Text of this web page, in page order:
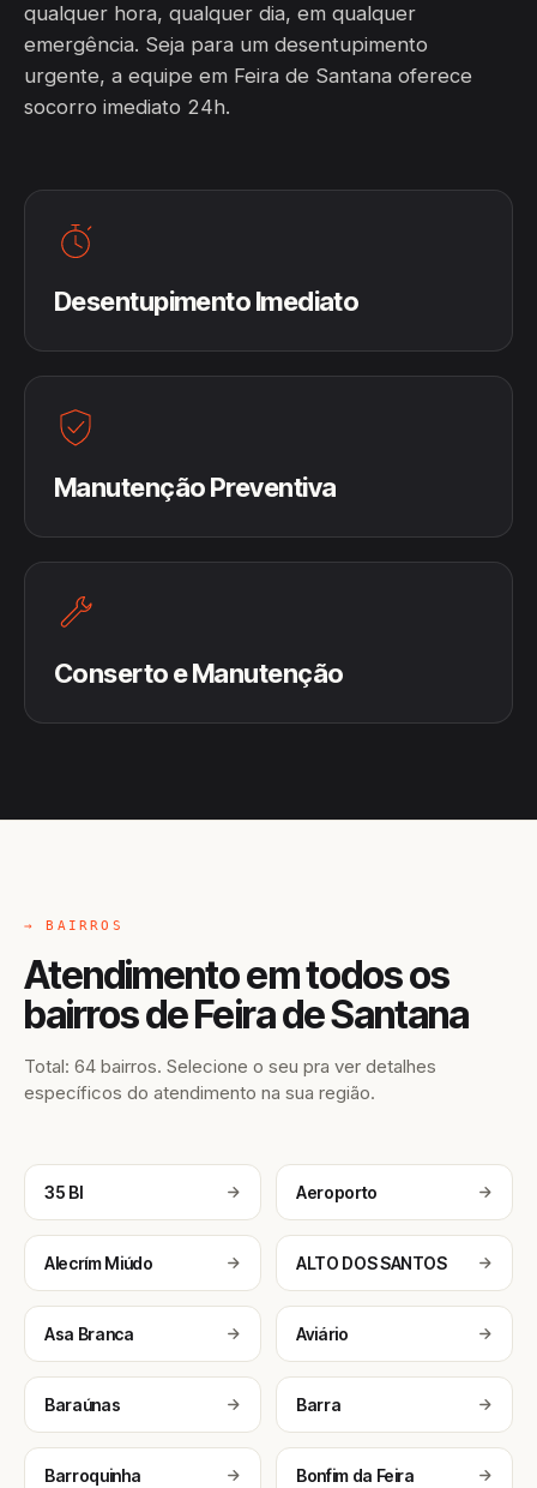
qualquer hora, qualquer dia, em qualquer
emergência. Seja para um desentupimento
urgente, a equipe em Feira de Santana oferece
socorro imediato 24h.
Desentupimento Imediato
Manutenção Preventiva
Conserto e Manutenção
→ BAIRROS
Atendimento em todos os
bairros de Feira de Santana
Total: 64 bairros. Selecione o seu pra ver detalhes
específicos do atendimento na sua região.
35 BI Aeroporto
Alecrím Miúdo ALTO DOS SANTOS
Asa Branca Aviário
Baraúnas Barra
Barroquinha Bonfim da Feira